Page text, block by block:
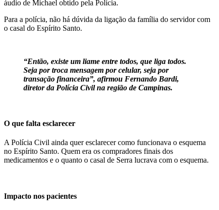
áudio de Michael obtido pela Polícia.
Para a polícia, não há dúvida da ligação da família do servidor com
o casal do Espírito Santo.
“Então, existe um liame entre todos, que liga todos.
Seja por troca mensagem por celular, seja por
transação financeira”, afirmou Fernando Bardi,
diretor da Polícia Civil na região de Campinas.
O que falta esclarecer
A Polícia Civil ainda quer esclarecer como funcionava o esquema
no Espírito Santo. Quem era os compradores finais dos
medicamentos e o quanto o casal de Serra lucrava com o esquema.
Impacto nos pacientes